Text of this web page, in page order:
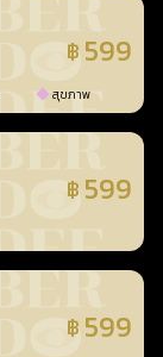
฿ 599
สุขภาพ
฿ 599
฿ 599